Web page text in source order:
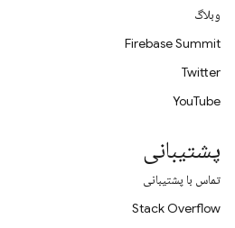
وبلاگ
Firebase Summit
Twitter
YouTube
پشتیبانی
تماس با پشتیبانی
Stack Overflow